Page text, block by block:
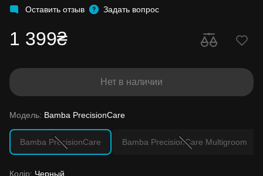
Оставить отзыв Задать вопрос
1 399₴
Нет в наличии
Модель: Bamba PrecisionCare
Bamba PrecisionCare Bamba PrecisionCare Multigroom
Колір: Черный